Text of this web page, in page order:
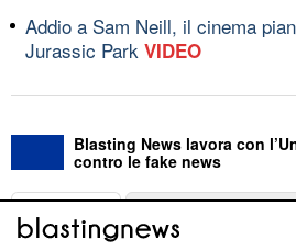
Addio a Sam Neill, il cinema
Jurassic Park VIDEO
Blasting News lavora con
contro le fake news
ABOUT